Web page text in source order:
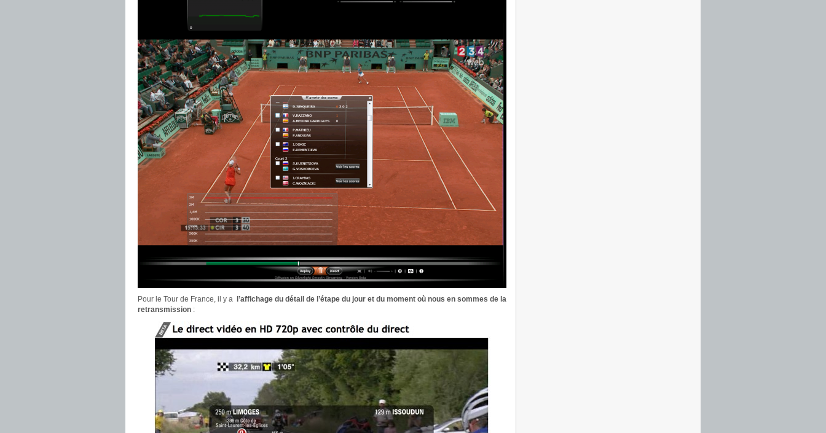
Pour le Tour de France, il y a
l’affichage du détail de l’étape du jour et du moment où nous en sommes de la
retransmission :